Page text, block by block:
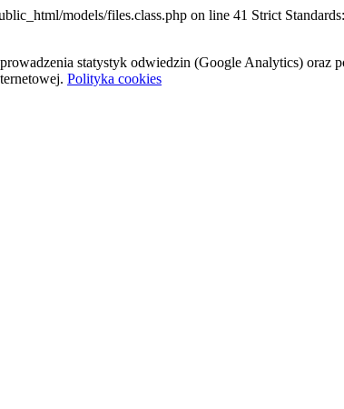
models/files.class.php on line 41 Strict
statystyk odwiedzin (Google Analytics) oraz
Polityka cookies